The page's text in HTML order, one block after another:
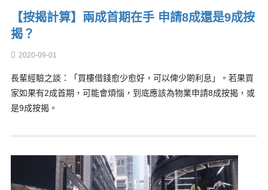
【按揭計算】兩成首期在手 申請8成還是9成按
揭？
2020-09-01
長輩經驗之談：「買樓借錢愈少愈好，可以俾少啲利息」。若果買
家如果有2成首期，可能會煩惱，到底應該為物業申請8成按揭，或
是9成按揭。